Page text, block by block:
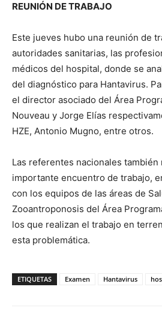
REUNIÓN DE TRABAJO
Este jueves hubo una reunión de
autoridades sanitarias, las
médicos del hospital, donde se
del diagnóstico para Hantavirus.
el director asociado del Área
Nouveau y Jorge Elías
HZE, Antonio Mugno, entre otros.
Las referentes nacionales también
importante encuentro de trabajo,
con los equipos de las áreas de
Zooantroponosis del Área
los que realizan el trabajo en
esta problemática.
ETIQUETAS Examen Hantavirus